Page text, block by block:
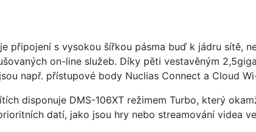
připojení s vysokou šířkou pásma buď k jádru sítě,
on-line služeb. Díky pěti vestavěným
např. přístupové body Nuclias Connect a Cloud
disponuje DMS-106XT režimem Turbo, který
datí, jako jsou hry nebo streamování videa